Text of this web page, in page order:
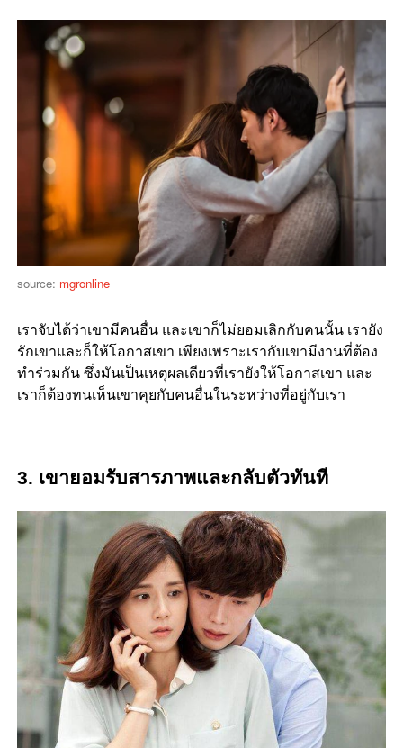
source: mgronline
เราจับได้ว่าเขามีคนอื่น และเขาก็ไม่ยอมเลิกกับคนนั้น เรายัง
รักเขาและก็ให้โอกาสเขา เพียงเพราะเรากับเขามีงานที่ต้อง
ทำร่วมกัน ซึ่งมันเป็นเหตุผลเดียวที่เรายังให้โอกาสเขา และ
เราก็ต้องทนเห็นเขาคุยกับคนอื่นในระหว่างที่อยู่กับเรา
3. เขายอมรับสารภาพและกลับตัวทันที